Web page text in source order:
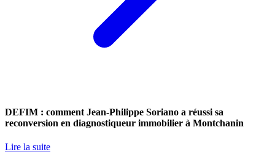
DEFIM : comment Jean-Philippe Soriano a réussi sa
reconversion en diagnostiqueur immobilier à Montchanin
Lire la suite